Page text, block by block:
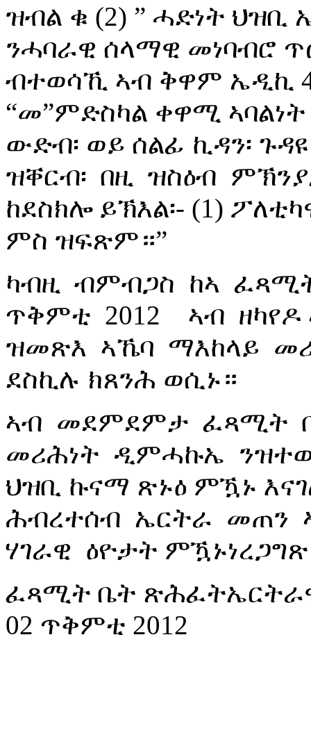
ዝብል ቁ (2) ” ሓድነት
ንሓባራዊ ሰላማዊ መነባብሮ
ብተወሳኺ ኣብ ቅዋም ኤዲኪ 4ይ
“መ”ምድስካል ቀዋሚ ኣባልነት
ውድብ፡ ወይ ሰልፊ ኪዳን፡
ዝቐርብ፡ በዚ ዝስዕብ
ከደስክሎ ይኽእል፡- (1)
ምስ ዝፍጽም።”
ካብዚ ብምብጋስ ከኣ
ጥቅምቲ 2012 ኣብ
ዝመጽእ ኣኼባ ማእከላይ
ደስኪሉ ክጸንሕ ወሲኑ።
ኣብ መደምደምታ ፈጻሚት
መሪሕነት ዲምሓኩኤ
ህዝቢ ኩናማ ጽኑዕ ምዃኑ
ሕብረተሰብ ኤርትራ መጠን
ሃገራዊ ዕዮታት
ፈጻሚት ቤት
02 ጥቅምቲ 2012